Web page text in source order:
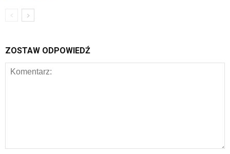
ZOSTAW ODPOWIEDŹ